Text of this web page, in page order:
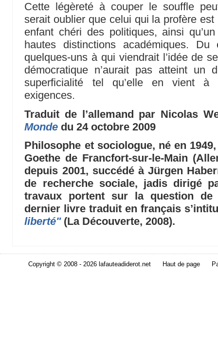
Cette légèreté à couper le souffle
serait oublier que celui qui la profère
enfant chéri des politiques, ainsi
hautes distinctions académiques.
quelques-uns à qui viendrait l’idée de
démocratique n’aurait pas atteint un
superficialité tel qu’elle en vient à
exigences.
Traduit de l’allemand par Nicolas
Monde du 24 octobre 2009
Philosophe et sociologue, né en
Goethe de Francfort-sur-le-Main
depuis 2001, succédé à Jürgen
de recherche sociale, jadis dirigé
travaux portent sur la question de
dernier livre traduit en français
liberté"(La Découverte, 2008).
Copyright © 2008 - 2026 lafauteadiderot.net Haut de page